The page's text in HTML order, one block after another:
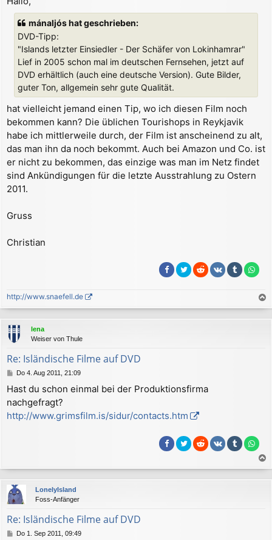
i
t
mánaljós hat geschrieben:
DVD-Tipp:
"Islands letzter Einsiedler - Der Schäfer von Lokinhamrar"
Lief in 2005 schon mal im deutschen Fernsehen, jetzt auf
DVD erhältlich (auch eine deutsche Version). Gute Bilder,
guter Ton, allgemein sehr gute Qualität.
hat vielleicht jemand einen Tip, wo ich diesen Film noch
bekommen kann? Die üblichen Tourishops in Reykjavik
habe ich mittlerweile durch, der Film ist anscheinend zu alt,
das man ihn da noch bekommt. Auch bei Amazon und Co. ist
er nicht zu bekommen, das einzige was man im Netz findet
sind Ankündigungen für die letzte Ausstrahlung zu Ostern
2011.
Gruss
Christian
http://www.snaefell.de
a
c
lena
Weiser von Thule
Re: Isländische Filme auf DVD
B
i
t
a
Do 4. Aug 2011, 21:09
Hast du schon einmal bei der Produktionsfirma
nachgefragt?
http://www.grimsfilm.is/sidur/contacts.htm
a
c
LonelyIsland
Foss-Anfänger
Re: Isländische Filme auf DVD
BDo 1. Sep 2011, 09:49